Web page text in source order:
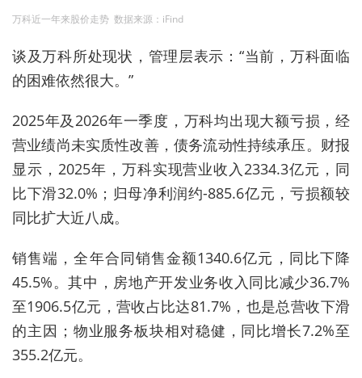
万科近一年来股价走势 数据来源：iFind
谈及万科所处现状，管理层表示：“当前，万科面临
的困难依然很大。”
2025年及2026年一季度，万科均出现大额亏损，经
营业绩尚未实质性改善，债务流动性持续承压。财报
显示，2025年，万科实现营业收入2334.3亿元，同
比下滑32.0%；归母净利润约-885.6亿元，亏损额较
同比扩大近八成。
销售端，全年合同销售金额1340.6亿元，同比下降
45.5%。其中，房地产开发业务收入同比减少36.7%
至1906.5亿元，营收占比达81.7%，也是总营收下滑
的主因；物业服务板块相对稳健，同比增长7.2%至
355.2亿元。